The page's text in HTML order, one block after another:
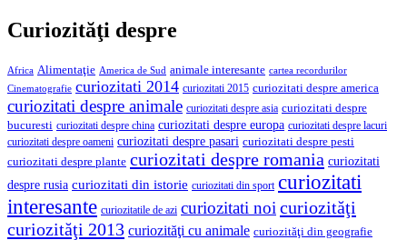
Curiozităţi despre
Africa Alimentaţie America de Sud animale interesante cartea recordurilor
Cinematografie curiozitati 2014 curiozitati 2015 curiozitati despre america
curiozitati despre animale curiozitati despre asia curiozitati despre
bucuresti curiozitati despre china curiozitati despre europa curiozitati despre lacuri
curiozitati despre oameni curiozitati despre pasari curiozitati despre pesti
curiozitati despre plante curiozitati despre romania curiozitati
despre rusia curiozitati din istorie curiozitati din sport curiozitati
interesante curiozitatile de azi curiozitati noi curiozităţi
curiozităţi 2013 curiozităţi cu animale curiozităţi din geografie